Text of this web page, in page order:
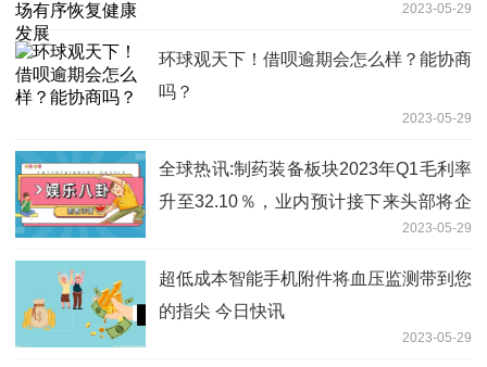
2023-05-29
环球观天下！借呗逾期会怎么样？能协商
吗？
2023-05-29
全球热讯:制药装备板块2023年Q1毛利率
升至32.10％，业内预计接下来头部将企
2023-05-29
超低成本智能手机附件将血压监测带到您
的指尖 今日快讯
2023-05-29